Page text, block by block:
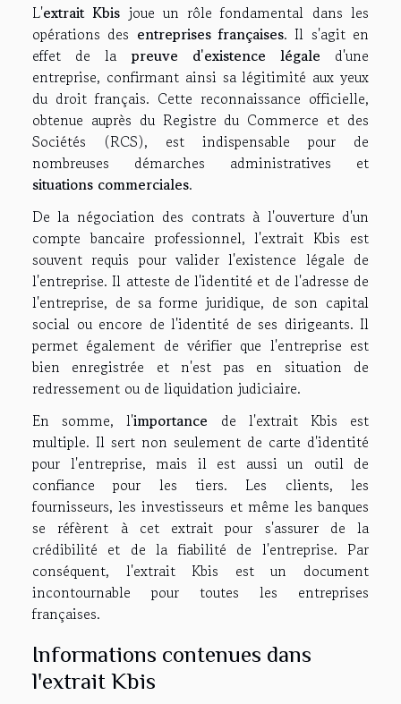
L'extrait Kbis joue un rôle fondamental dans les
opérations des entreprises françaises. Il s'agit en
effet de la preuve d'existence légale d'une
entreprise, confirmant ainsi sa légitimité aux yeux
du droit français. Cette reconnaissance officielle,
obtenue auprès du Registre du Commerce et des
Sociétés (RCS), est indispensable pour de
nombreuses démarches administratives et
situations commerciales.
De la négociation des contrats à l'ouverture d'un
compte bancaire professionnel, l'extrait Kbis est
souvent requis pour valider l'existence légale de
l'entreprise. Il atteste de l'identité et de l'adresse de
l'entreprise, de sa forme juridique, de son capital
social ou encore de l'identité de ses dirigeants. Il
permet également de vérifier que l'entreprise est
bien enregistrée et n'est pas en situation de
redressement ou de liquidation judiciaire.
En somme, l'importance de l'extrait Kbis est
multiple. Il sert non seulement de carte d'identité
pour l'entreprise, mais il est aussi un outil de
confiance pour les tiers. Les clients, les
fournisseurs, les investisseurs et même les banques
se réfèrent à cet extrait pour s'assurer de la
crédibilité et de la fiabilité de l'entreprise. Par
conséquent, l'extrait Kbis est un document
incontournable pour toutes les entreprises
françaises.
Informations contenues dans
l'extrait Kbis